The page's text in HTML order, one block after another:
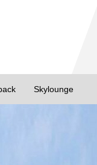
Skylounge